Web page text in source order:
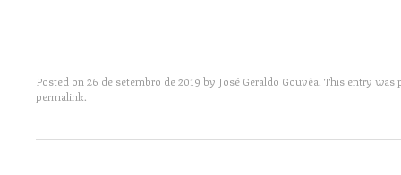
Posted on26 de setembro de 2019 by José Geraldo Gouvêa. This entry was
permalink.